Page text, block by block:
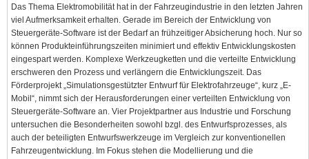
Das Thema Elektromobilität hat in der Fahrzeugindustrie in den letzten Jahren
viel Aufmerksamkeit erhalten. Gerade im Bereich der Entwicklung von
Steuergeräte-Software ist der Bedarf an frühzeitiger Absicherung hoch. Nur so
können Produkteinführungszeiten minimiert und effektiv Entwicklungskosten
eingespart werden. Komplexe Werkzeugketten und die verteilte Entwicklung
erschweren den Prozess und verlängern die Entwicklungszeit. Das
Förderprojekt „Simulationsgestützter Entwurf für Elektrofahrzeuge“, kurz „E-
Mobil“, nimmt sich der Herausforderungen einer verteilten Entwicklung von
Steuergeräte-Software an. Vier Projektpartner aus Industrie und Forschung
untersuchen die Besonderheiten sowohl bzgl. des Entwurfsprozesses, als
auch der beteiligten Entwurfswerkzeuge im Vergleich zur konventionellen
Fahrzeugentwicklung. Im Fokus stehen die Modellierung und die